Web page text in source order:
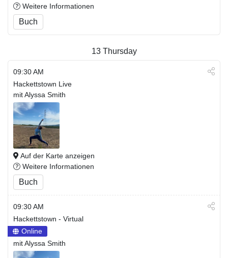
Weitere Informationen
Buch
13 Thursday
09:30 AM
Hackettstown Live
mit Alyssa Smith
Auf der Karte anzeigen
Weitere Informationen
Buch
09:30 AM
Hackettstown - Virtual
Online
mit Alyssa Smith